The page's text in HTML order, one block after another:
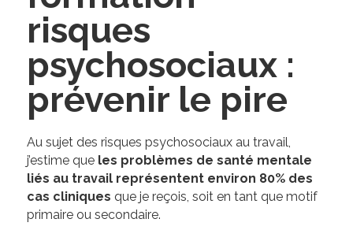
risques
psychosociaux :
prévenir le pire
Au sujet des risques psychosociaux au travail,
j’estime que les problèmes de santé mentale
liés au travail représentent environ 80% des
cas cliniques que je reçois, soit en tant que motif
primaire ou secondaire.